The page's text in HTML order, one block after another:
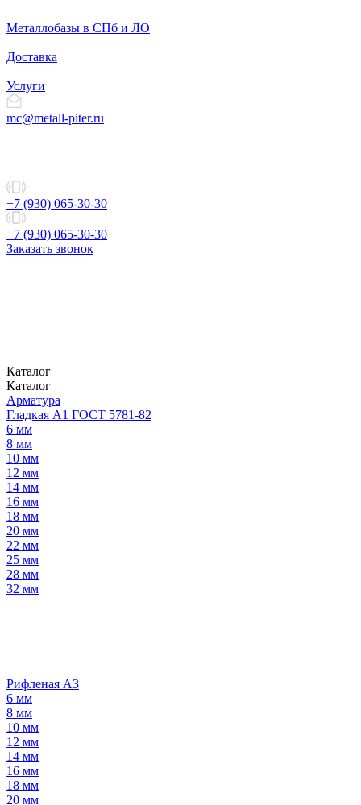
Металлобазы в СПб и ЛО
Доставка
Услуги
mc@metall-piter.ru
+7 (930) 065-30-30
+7 (930) 065-30-30
Заказать звонок
Каталог
Каталог
Арматура
Гладкая А1 ГОСТ 5781-82
6 мм
8 мм
10 мм
12 мм
14 мм
16 мм
18 мм
20 мм
22 мм
25 мм
28 мм
32 мм
Рифленая А3
6 мм
8 мм
10 мм
12 мм
14 мм
16 мм
18 мм
20 мм